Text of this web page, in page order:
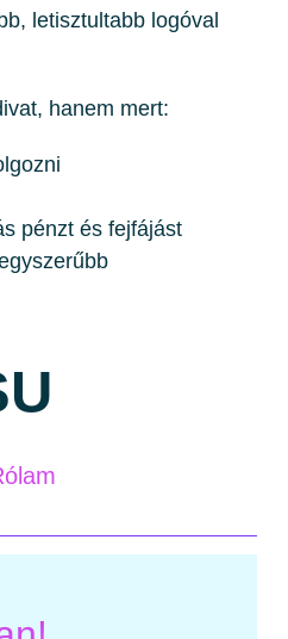
letisztultabb logóval
hanem mert:
pénzt és fejfájást